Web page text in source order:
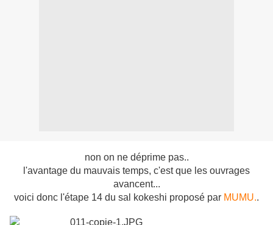
non on ne déprime pas..
l'avantage du mauvais temps, c'est que les ouvrages
avancent...
voici donc l'étape 14 du sal kokeshi proposé par MUMU..